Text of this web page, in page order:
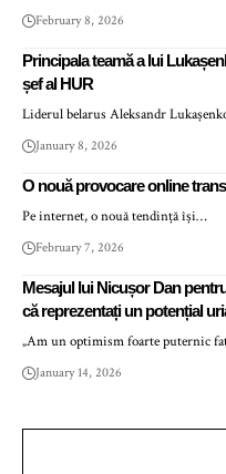
February 8, 2026
Principala teamă a lui
șef al HUR
Liderul belarus Aleksandr
January 8, 2026
O nouă provocare online
Pe internet, o nouă tendință își…
February 7, 2026
Mesajul lui Nicușor Dan
că reprezentați un potențial
„Am un optimism foarte puternic
January 14, 2026